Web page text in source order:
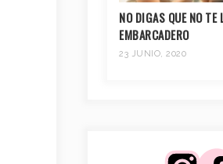
NO DIGAS QUE NO
EMBARCADERO
23 JUNIO, 2020